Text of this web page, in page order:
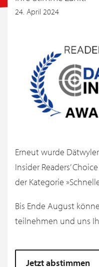
24. April 2024
Erneut wurde
Insider Readers’
der Kategorie
Bis Ende August
teilnehmen und uns
Jetzt abstimmen